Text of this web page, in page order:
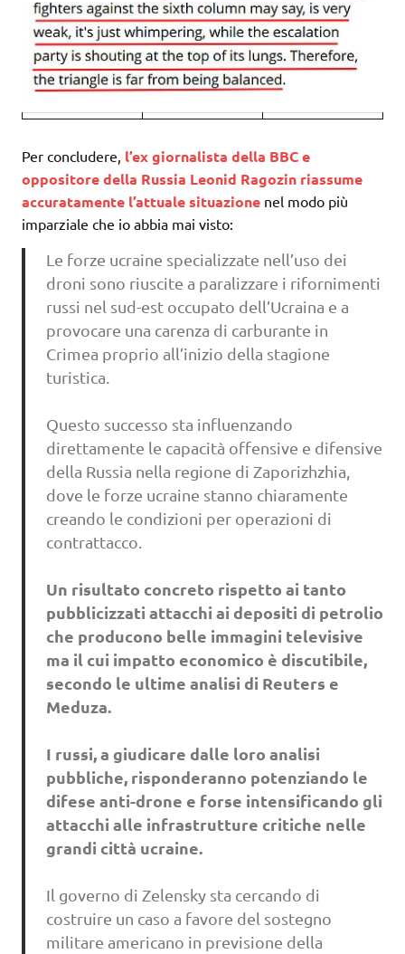
Per concludere, l’ex giornalista della BBC e
oppositore della Russia Leonid Ragozin riassume
accuratamente l’attuale situazione nel modo più
imparziale che io abbia mai visto:
Le forze ucraine specializzate nell’uso dei
droni sono riuscite a paralizzare i rifornimenti
russi nel sud-est occupato dell’Ucraina e a
provocare una carenza di carburante in
Crimea proprio all’inizio della stagione
turistica.
Questo successo sta influenzando
direttamente le capacità offensive e difensive
della Russia nella regione di Zaporizhzhia,
dove le forze ucraine stanno chiaramente
creando le condizioni per operazioni di
contrattacco.
Un risultato concreto rispetto ai tanto
pubblicizzati attacchi ai depositi di petrolio
che producono belle immagini televisive
ma il cui impatto economico è discutibile,
secondo le ultime analisi di Reuters e
Meduza.
I russi, a giudicare dalle loro analisi
pubbliche, risponderanno potenziando le
difese anti-drone e forse intensificando gli
attacchi alle infrastrutture critiche nelle
grandi città ucraine.
Il governo di Zelensky sta cercando di
costruire un caso a favore del sostegno
militare americano in previsione della